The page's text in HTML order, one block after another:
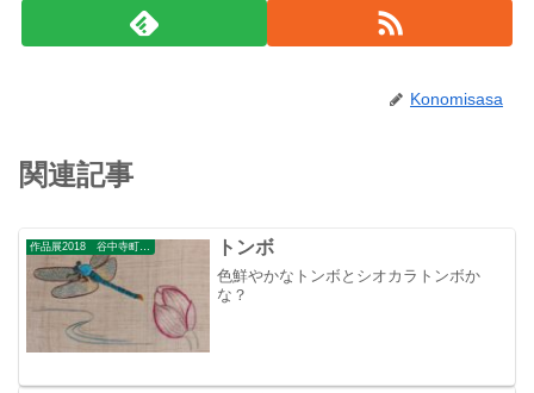
Konomisasa
関連記事
トンボ
色鮮やかなトンボとシオカラトンボか
な？